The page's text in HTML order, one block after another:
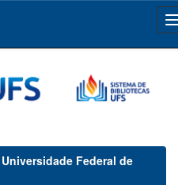
Federal de